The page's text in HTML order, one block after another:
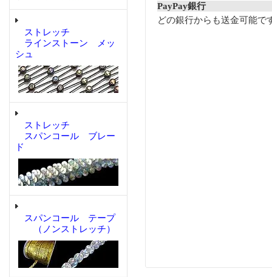
ストレッチ
ラインストーン メッ
シュ
ストレッチ
スパンコール ブレー
ド
スパンコール テープ
（ノンストレッチ）
PayPay銀行
どの銀行からも送金可能で